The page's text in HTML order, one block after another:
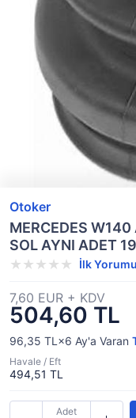
Otoker
MERCEDES W140
SOL AYNI ADET
İlk
504,60 TL
7,60 EUR + KDV
96,35 TL×6 Ay'a Varan
Havale / Eft
494,51 TL
Adet